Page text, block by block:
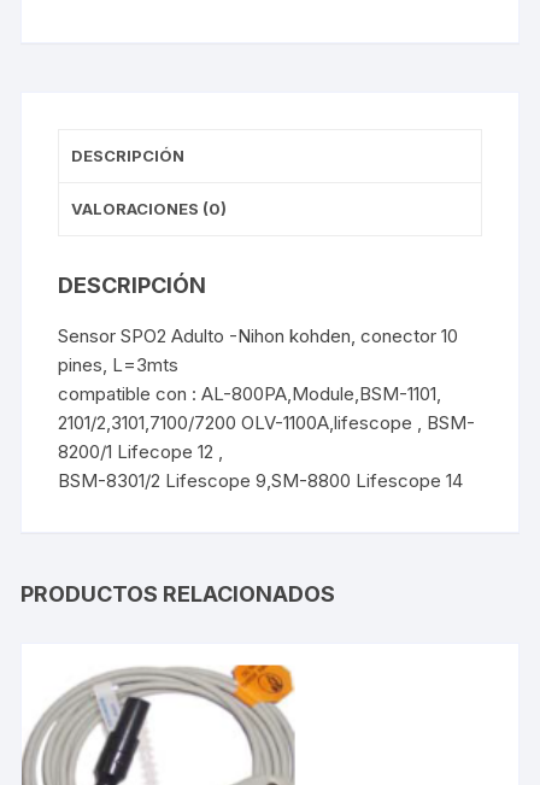
DESCRIPCIÓN
VALORACIONES (0)
DESCRIPCIÓN
Sensor SPO2 Adulto -Nihon kohden, conector 10
pines, L=3mts
compatible con : AL-800PA,Module,BSM-1101,
2101/2,3101,7100/7200 OLV-1100A,lifescope , BSM-
8200/1 Lifecope 12 ,
BSM-8301/2 Lifescope 9,SM-8800 Lifescope 14
PRODUCTOS RELACIONADOS